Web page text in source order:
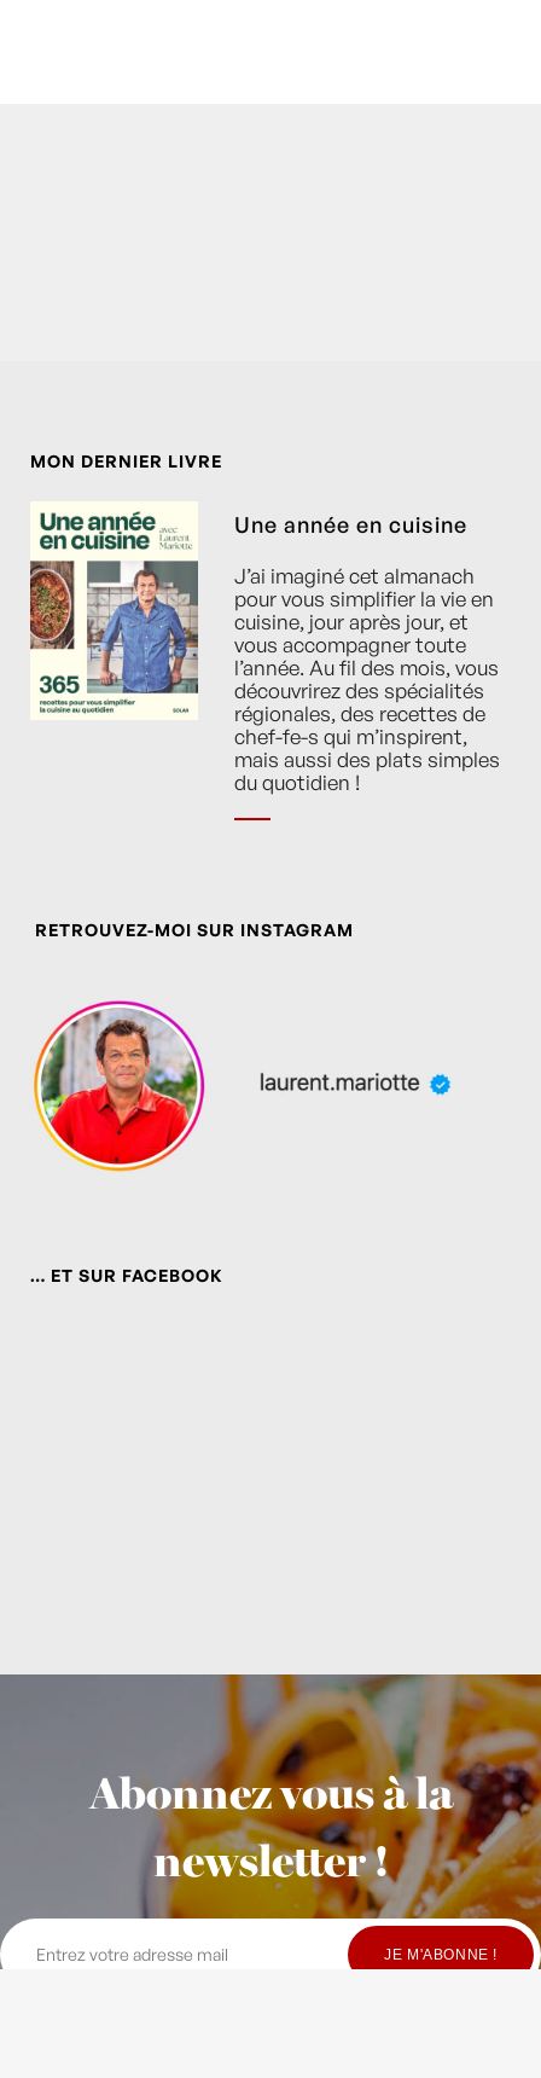
MON DERNIER LIVRE
Une année en cuisine
J’ai imaginé cet almanach
pour vous simplifier la vie en
cuisine, jour après jour, et
vous accompagner toute
l’année. Au fil des mois, vous
découvrirez des spécialités
régionales, des recettes de
chef-fe-s qui m’inspirent,
mais aussi des plats simples
du quotidien !
RETROUVEZ-MOI SUR INSTAGRAM
… ET SUR FACEBOOK
Abonnez vous à la
newsletter !